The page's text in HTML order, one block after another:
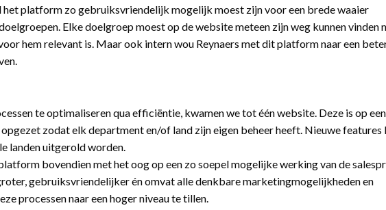
het platform zo gebruiksvriendelijk mogelijk moest zijn voor een brede waaier
Elke doelgroep moest op de website meteen zijn weg kunnen vinden
hem relevant is. Maar ook intern wou Reynaers met dit platform naar een
te optimaliseren qua efficiëntie, kwamen we tot één website. Deze is op een
zodat elk department en/of land zijn eigen beheer heeft. Nieuwe features
landen uitgerold worden.
bovendien met het oog op een zo soepel mogelijke werking van de
gebruiksvriendelijker én omvat alle denkbare marketingmogelijkheden en
processen naar een hoger niveau te tillen.